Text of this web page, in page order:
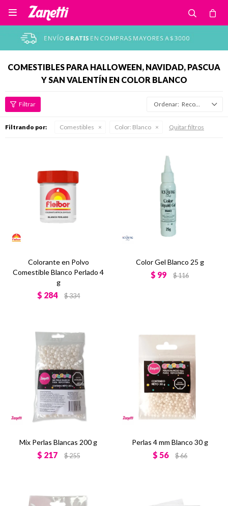

COMESTIBLES PARA HALLOWEEN, NAVIDAD, PASCUA
Y SAN VALENTÍN EN COLOR BLANCO
Recomendados
Filtrando por: Comestibles Color: Blanco Quitar filtros
Colorante en Polvo
Comestible Blanco Perlado 4
g
$ 284 $334
Color Gel Blanco 25 g
$ 99 $116
Mix Perlas Blancas 200 g
$ 217 $255
Perlas 4 mm Blanco 30 g
$ 56 $66